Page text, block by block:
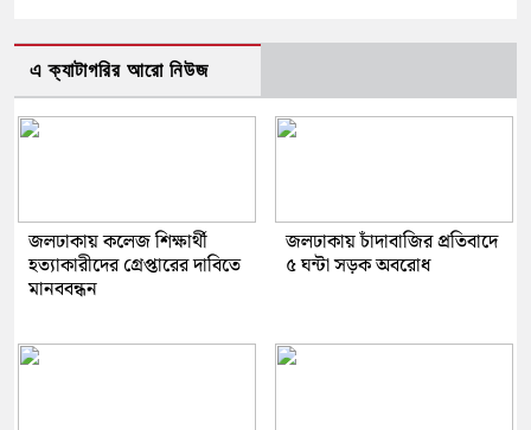
এ ক্যাটাগরির আরো নিউজ
জলঢাকায় কলেজ শিক্ষার্থী
হত্যাকারীদের গ্রেপ্তারের দাবিতে
মানববন্ধন
জলঢাকায় চাঁদাবাজির প্রতিবাদে
৫ ঘন্টা সড়ক অবরোধ